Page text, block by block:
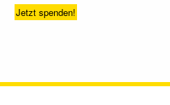
Jetzt spenden!